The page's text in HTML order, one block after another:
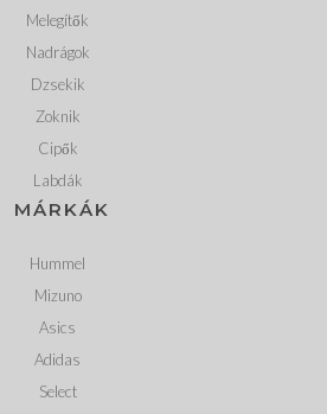
Melegítők
Nadrágok
Dzsekik
Zoknik
Cipők
Labdák
MÁRKÁK
Hummel
Mizuno
Asics
Adidas
Select